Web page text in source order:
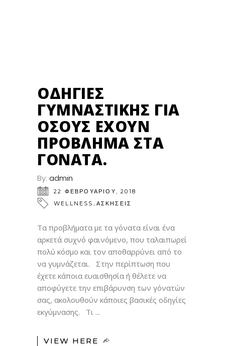
ΟΔΗΓΊΕΣ
ΓΥΜΝΑΣΤΙΚΉΣ ΓΙΑ
ΌΣΟΥΣ ΈΧΟΥΝ
ΠΡΌΒΛΗΜΑ ΣΤΑ
ΓΌΝΑΤΑ.
By: admin
22 ΦΕΒΡΟΥΑΡΊΟΥ, 2018
WELLNESS , ΑΣΚΗΣΕΙΣ
Τα προβλήματα με τα γόνατα είναι ένα
αρκετά συχνό φαινόμενο, που ταλαιπωρεί
πολύ κόσμο και τον αποθαρρύνει από το
να γυμνάζεται. Στην περίπτωση που
έχετε κάποια ευαισθησία ή θέλετε να
αποφύγετε την επιβάρυνση των γόνατών
σας, ακολουθούν κάποιες βασικές οδηγίες
εκγύμνασης. Τι
VIEW HERE